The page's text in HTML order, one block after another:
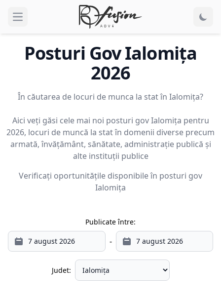
Open main menu
Posturi GovIalomiţa
2026
În căutarea de locuri de munca la stat în Ialomiţa?
Aici veți găsi cele mai noi posturi gov Ialomiţa pentru
2026, locuri de muncă la stat în domenii diverse precum
armată, învățământ, sănătate, administrație publică și
alte instituții publice
Verificați oportunitățile disponibile în posturi gov
Ialomiţa
Publicate între:
-
Judet: